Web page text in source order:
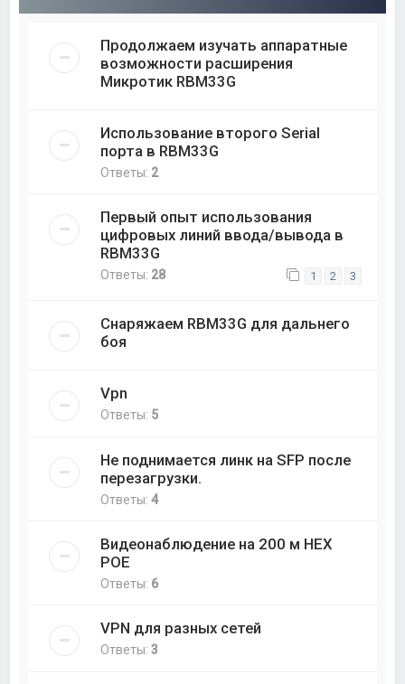
Продолжаем изучать аппаратные
возможности расширения
Микротик RBM33G
Использование второго Serial
порта в RBM33G
Ответы: 2
Первый опыт использования
цифровых линий ввода/вывода в
RBM33G
Ответы: 28 1 2 3
Снаряжаем RBM33G для дальнего
боя
Vpn
Ответы: 5
Не поднимается линк на SFP после
перезагрузки.
Ответы:4
Видеонаблюдение на 200 м НЕХ
РОЕ
Ответы: 6
VPN для разных сетей
Ответы:3